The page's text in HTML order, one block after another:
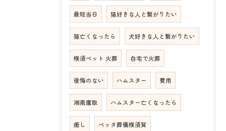
最短当日 猫好きな人と繋がりたい
猫亡くなったら 犬好きな人と繋がりたい
横須ペット 火葬 自宅で火葬
後悔のない ハムスター 費用
湘南鷹取 ハムスター亡くなったら
癒し ペッタ葬儀横須賀